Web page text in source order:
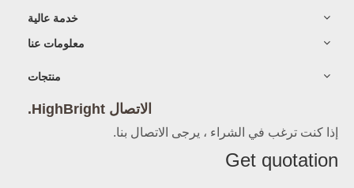
خدمة عالية
معلومات عنا
منتجات
الاتصال HighBright.
إذا كنت ترغب في الشراء ، يرجى الاتصال بنا.
Get quotation